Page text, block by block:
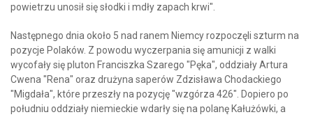
powietrzu unosił się słodki i mdły zapach krwi".
Następnego dnia około 5 nad ranem Niemcy rozpoczęli szturm na
pozycje Polaków. Z powodu wyczerpania się amunicji z walki
wycofały się pluton Franciszka Szarego "Pęka", oddziały Artura
Cwena "Rena" oraz drużyna saperów Zdzisława Chodackiego
"Migdała", które przeszły na pozycję "wzgórza 426". Dopiero po
południu oddziały niemieckie wdarły się na polanę Kałużówki, a